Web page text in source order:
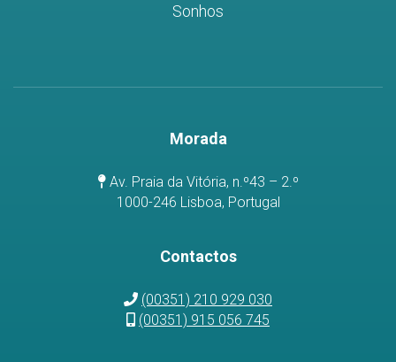
Sonhos
Morada
Av. Praia da Vitória, n.º43 – 2.º
1000-246 Lisboa, Portugal
Contactos
(00351) 210 929 030
(00351) 915 056 745